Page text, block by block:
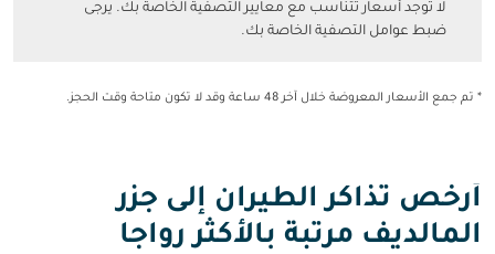
لا توجد أسعار تتناسب مع معايير التصفية الخاصة بك. يرجى
ضبط عوامل التصفية الخاصة بك.
* تم جمع الأسعار المعروضة خلال آخر 48 ساعة وقد لا تكون متاحة وقت الحجز.
أرخص تذاكر الطيران إلى جزر
المالديف مرتبة بالأكثر رواجا